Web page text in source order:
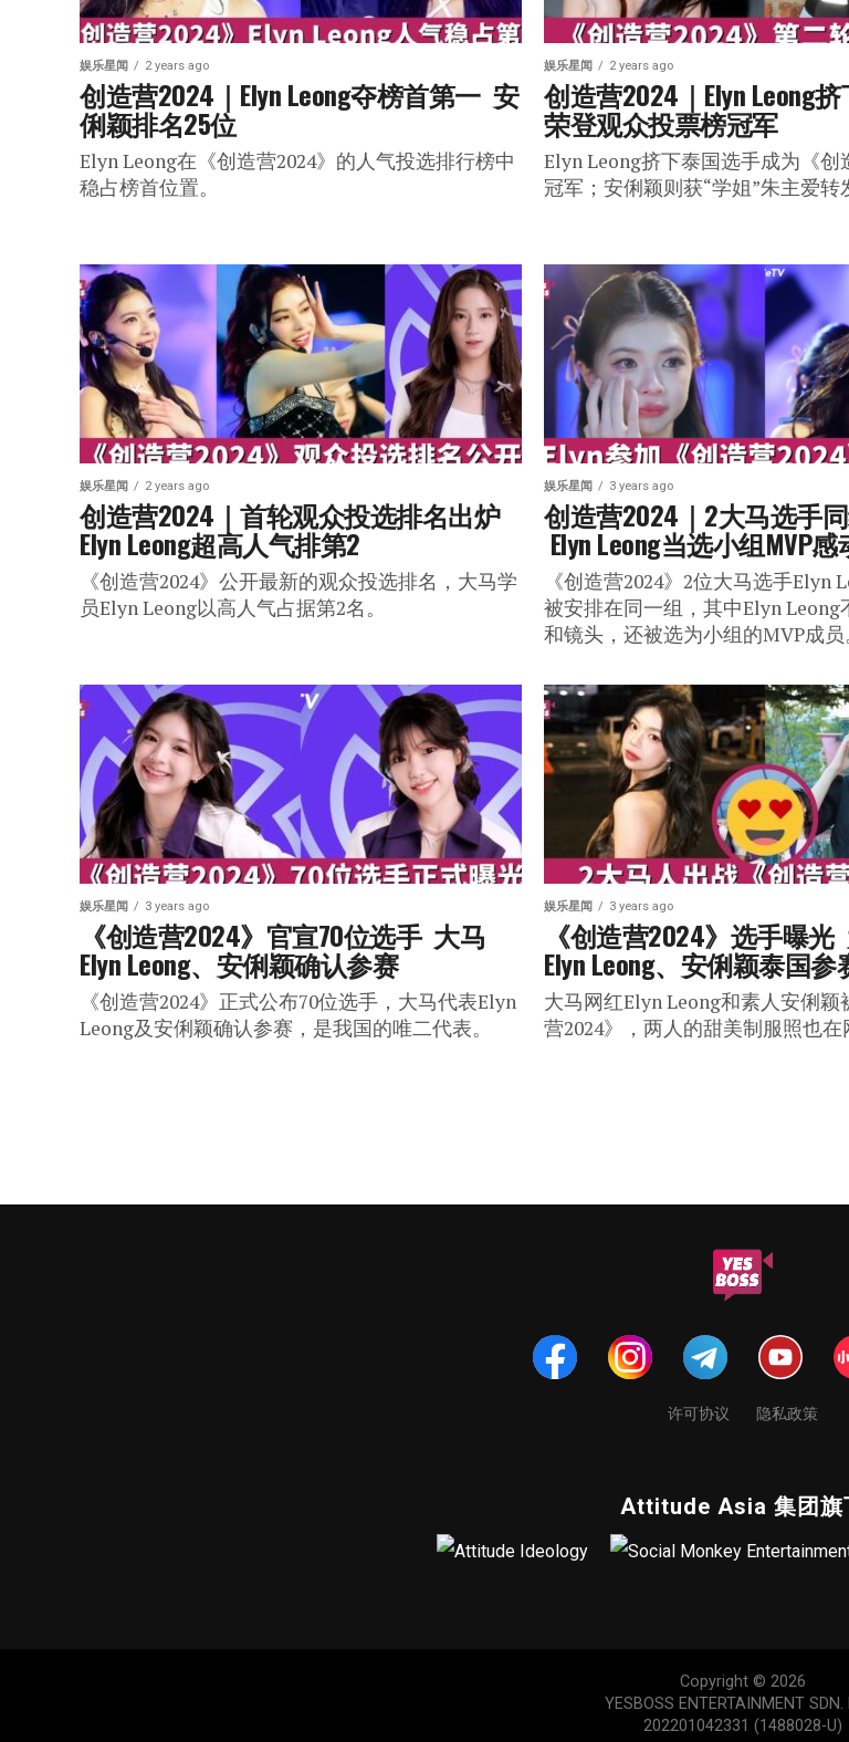
娱乐星闻 2 years ago
创造营2024｜Elyn Leong夺榜首第一  安
俐颖排名25位
Elyn Leong在《创造营2024》的人气投选排行榜中
稳占榜首位置。
娱乐星闻 2 years ago
创造营2024｜Elyn Leong
荣登观众投票榜冠军
Elyn Leong挤下泰国选手成为《创
冠军；安俐颖则获“学姐”朱主爱转
娱乐星闻 2 years ago
创造营2024｜首轮观众投选排名出炉
Elyn Leong超高人气排第2
《创造营2024》公开最新的观众投选排名，大马学
员Elyn Leong以高人气占据第2名。
娱乐星闻 3 years ago
创造营2024｜2大马选手
Elyn Leong当选小组MVP
《创造营2024》2位大马选手Elyn
被安排在同一组，其中Elyn Leong
和镜头，还被选为小组的MVP成员
娱乐星闻 3 years ago
《创造营2024》官宣70位选手  大马
Elyn Leong、安俐颖确认参赛
《创造营2024》正式公布70位选手，大马代表Elyn
Leong及安俐颖确认参赛，是我国的唯二代表。
娱乐星闻 3 years ago
《创造营2024》选手曝光
Elyn Leong、安俐颖泰国参
大马网红Elyn Leong和素人安俐颖
营2024》，两人的甜美制服照也在
许可协议 隐私政策
Attitude Asia 集团旗
Copyright © 2026
YESBOSS ENTERTAINMENT SDN.
202201042331 (1488028-U)